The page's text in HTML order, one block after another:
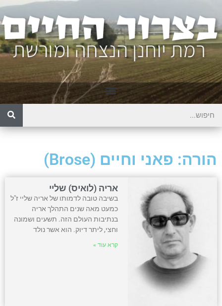
הורה: פאני וחיים (Brose)
אריה (לואיס) שליי
בשיבה טובה לדמותו של אריה שליי ז"ל
כמעט מאה שנים התהלך אריה
בנתיבות העולם הזה. תשעים ושמונה
וחצי, ליתר דיוק. הוא אשר נולד
קרא עוד »